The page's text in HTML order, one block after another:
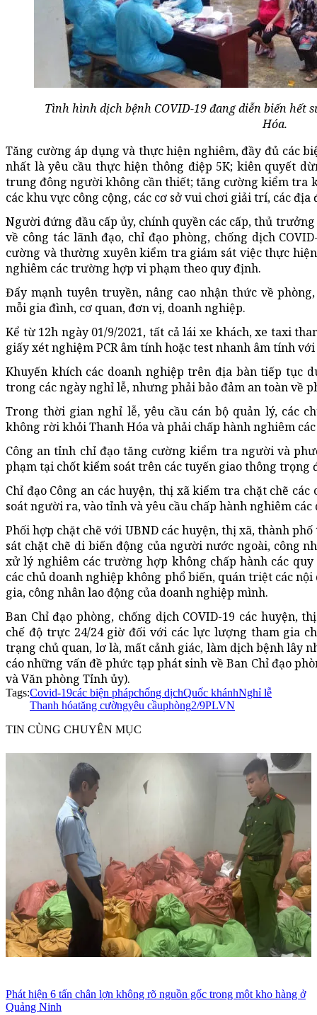
Tình hình dịch bệnh COVID-19 đang diễn biến hết
Hóa.
Tăng cường áp dụng và thực hiện nghiêm, đầy đủ các
nhất là yêu cầu thực hiện thông điệp 5K; kiên quyết
trung đông người không cần thiết; tăng cường kiểm tra
các khu vực công cộng, các cơ sở vui chơi giải trí, các
Người đứng đầu cấp ủy, chính quyền các cấp, thủ
về công tác lãnh đạo, chỉ đạo phòng, chống dịch
cường và thường xuyên kiểm tra giám sát việc thực
nghiêm các trường hợp vi phạm theo quy định.
Đẩy mạnh tuyên truyền, nâng cao nhận thức về
mỗi gia đình, cơ quan, đơn vị, doanh nghiệp.
Kể từ 12h ngày 01/9/2021, tất cả lái xe khách, xe taxi
giấy xét nghiệm PCR âm tính hoặc test nhanh âm tính
Khuyến khích các doanh nghiệp trên địa bàn tiếp tục
trong các ngày nghỉ lễ, nhưng phải bảo đảm an toàn về
Trong thời gian nghỉ lễ, yêu cầu cán bộ quản lý, các
không rời khỏi Thanh Hóa và phải chấp hành nghiêm
Công an tỉnh chỉ đạo tăng cường kiểm tra người và
phạm tại chốt kiểm soát trên các tuyến giao thông trọng
Chỉ đạo Công an các huyện, thị xã kiểm tra chặt chẽ
soát người ra, vào tỉnh và yêu cầu chấp hành nghiêm
Phối hợp chặt chẽ với UBND các huyện, thị xã, thành
sát chặt chẽ di biến động của người nước ngoài, công
xử lý nghiêm các trường hợp không chấp hành các
các chủ doanh nghiệp không phổ biến, quán triệt các
gia, công nhân lao động của doanh nghiệp mình.
Ban Chỉ đạo phòng, chống dịch COVID-19 các huyện,
chế độ trực 24/24 giờ đối với các lực lượng tham gia
trạng chủ quan, lơ là, mất cảnh giác, làm dịch bệnh lây
cáo những vấn đề phức tạp phát sinh về Ban Chỉ đạo
và Văn phòng Tỉnh ủy).
Tags:Covid-19các biện phápchống dịchQuốc khánhNghỉ lễ
Thanh hóatăng cườngyêu cầuphòng2/9PLVN
TIN CÙNG CHUYÊN MỤC
Phát hiện 6 tấn chân lợn không rõ nguồn gốc trong một kho hàng ở
Quảng Ninh